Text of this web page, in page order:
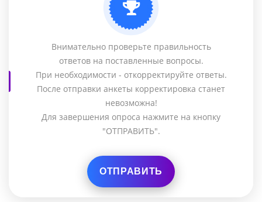
Внимательно проверьте правильность
ответов на поставленные вопросы.
При необходимости - откорректируйте ответы.
После отправки анкеты корректировка станет
невозможна!
Для завершения опроса нажмите на кнопку
"ОТПРАВИТЬ".